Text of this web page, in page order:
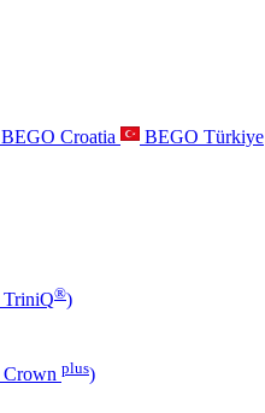
BEGO Croatia
BEGO Türkiye
TriniQ®)
Crown plus)